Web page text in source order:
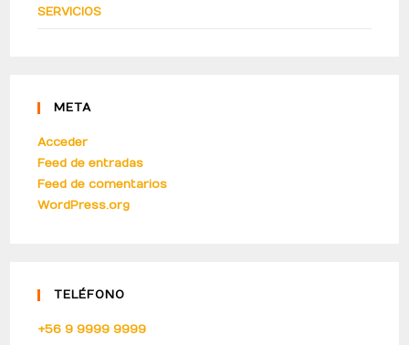
SERVICIOS
META
Acceder
Feed de entradas
Feed de comentarios
WordPress.org
TELÉFONO
+56 9 9999 9999